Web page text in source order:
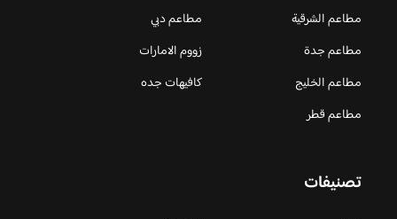
مطاعم الشرقية
مطاعم دبي
مطاعم جدة
زووم الامارات
مطاعم الخليج
كافيهات جده
مطاعم قطر
تصنيفات